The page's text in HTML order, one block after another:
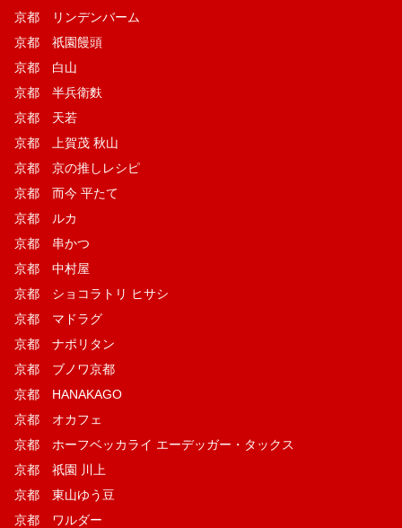
京都 リンデンバーム
京都 祇園饅頭
京都 白山
京都 半兵衛麩
京都 天若
京都 上賀茂 秋山
京都 京の推しレシピ
京都 而今 平たて
京都 ルカ
京都 串かつ
京都 中村屋
京都 ショコラトリ ヒサシ
京都 マドラグ
京都 ナポリタン
京都 ブノワ京都
京都 HANAKAGO
京都 オカフェ
京都 ホーフベッカライ エーデッガー・タックス
京都 祇園 川上
京都 東山ゆう豆
京都 ワルダー